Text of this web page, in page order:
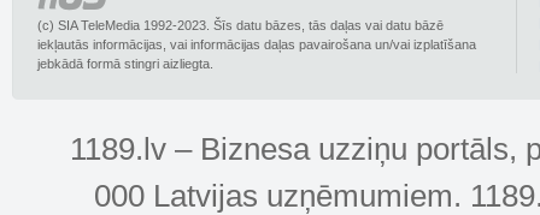
(c) SIA TeleMedia 1992-2023. Šīs datu bāzes, tās daļas vai datu bāzē
iekļautās informācijas, vai informācijas daļas pavairošana un/vai izplatīšana
jebkādā formā stingri aizliegta.
1189.lv – Biznesa uzziņu portāls,
000 Latvijas uzņēmumiem.